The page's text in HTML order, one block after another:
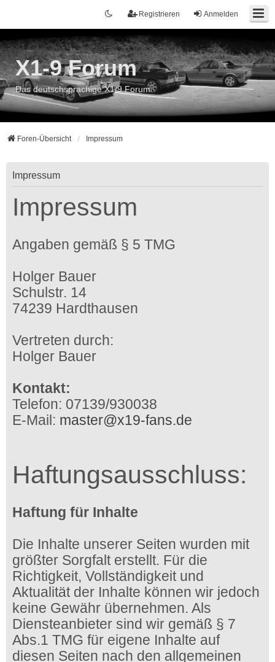
Anmelden
Registrieren
X1-9 Forum
Das deutschsprachige X1/9 Forum
Foren-Übersicht Impressum
Impressum
Impressum
Angaben gemäß § 5 TMG
Holger Bauer
Schulstr. 14
74239 Hardthausen
Vertreten durch:
Holger Bauer
Kontakt:
Telefon: 07139/930038
E-Mail: master@x19-fans.de
Haftungsausschluss:
Haftung für Inhalte
Die Inhalte unserer Seiten wurden mit
größter Sorgfalt erstellt. Für die
Richtigkeit, Vollständigkeit und
Aktualität der Inhalte können wir jedoch
keine Gewähr übernehmen. Als
Diensteanbieter sind wir gemäß § 7
Abs.1 TMG für eigene Inhalte auf
diesen Seiten nach den allgemeinen